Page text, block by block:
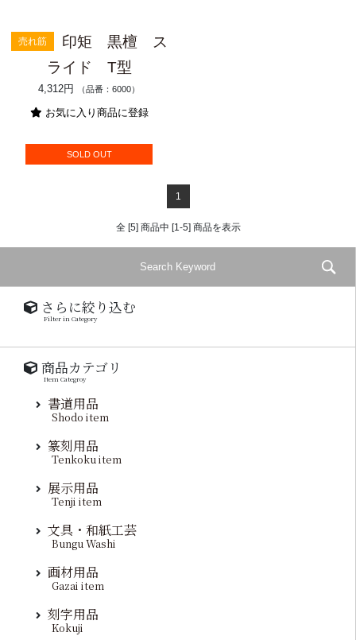
売れ筋
印矩 黒檀 ス
ライド T型
4,312円 （品番：6000）
お気に入り商品に登録
SOLD OUT
1
全 [5] 商品中 [1-5] 商品を表示
さらに絞り込む
Filter in Category
商品カテゴリ
Item Categroy
書道用品
Shodo item
篆刻用品
Tenkoku item
展示用品
Tenji item
文具・和紙工芸
Bungu Washi
画材用品
Gazai item
刻字用品
Kokuji